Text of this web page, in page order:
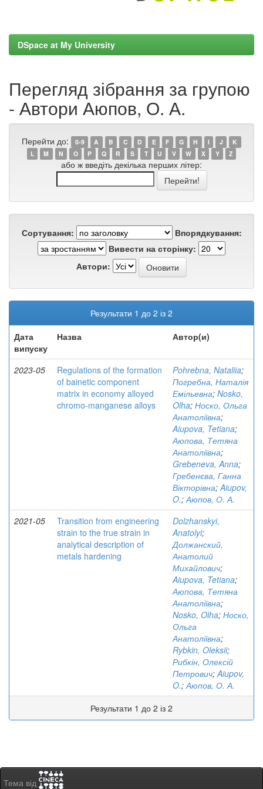
DSpace at My University
Перегляд зібрання за групою
- Автори Аюпов, О. А.
Перейти до: 0-9 A B C D E F G H I J
K
L
M N O P Q R S T U V W X Y Z
або ж введіть декілька перших літер:
Сортування:
Впорядкування:
Вивести на сторінку:
Автори:
Результати 1 до 2 із 2
Дата
випуску
Назва Автор(и)
2023-05
Regulations of the formation
of bainetic component
matrix in economy alloyed
chromo-manganese alloys
Pohrebna, Nataliia;
Погребна, Наталія
Емільевна; Nosko,
Olha; Носко, Ольга
Анатоліївна;
Aiupova, Tetiana;
Аюпова, Тетяна
Анатоліївна;
Grebeneva, Anna;
Гребенєва, Ганна
Вікторівна;Aiupov,
O.;Аюпов, О. А.
2021-05
Transition from engineering
strain to the true strain in
analytical description of
metals hardening
Dolzhanskyi,
Anatolyi;
Должанский,
Анатолий
Михайлович;
Aiupova, Tetiana;
Аюпова, Тетяна
Анатоліївна;
Nosko, Olha; Носко,
Ольга
Анатоліївна;
Rybkin, Oleksii;
Рибкін, Олексій
Петрович;Aiupov,
O.;Аюпов, О. А.
Результати 1 до 2 із 2
Тема від